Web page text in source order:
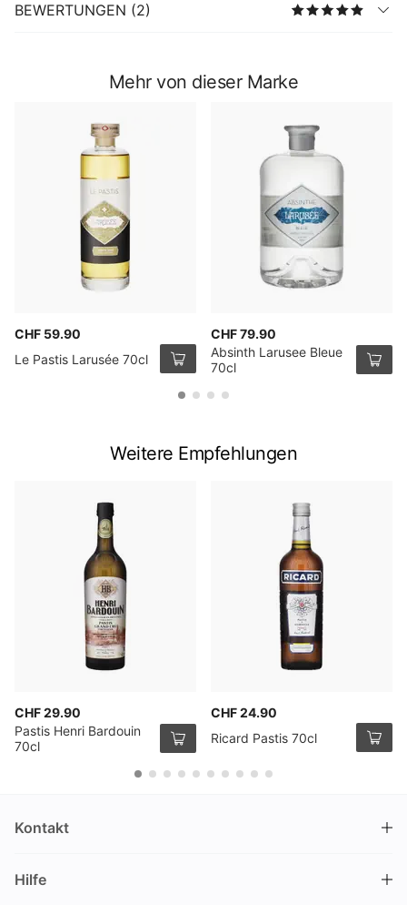
BEWERTUNGEN (2)
Mehr von dieser Marke
CHF 59.90
Le Pastis Larusée 70cl
CHF 79.90
Absinth Larusee Bleue
70cl
Weitere Empfehlungen
CHF 29.90
Pastis Henri Bardouin
70cl
CHF 24.90
Ricard Pastis 70cl
Kontakt
Nüschelerstrasse 35
Hilfe